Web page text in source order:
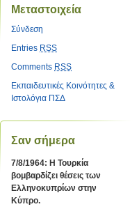
Μεταστοιχεία
Σύνδεση
Entries RSS
Comments RSS
Εκπαιδευτικές Κοινότητες &
Ιστολόγια ΠΣΔ
Σαν σήμερα
7/8/1964: Η Τουρκία
βομβαρδίζει θέσεις των
Ελληνοκυπρίων στην
Κύπρο.